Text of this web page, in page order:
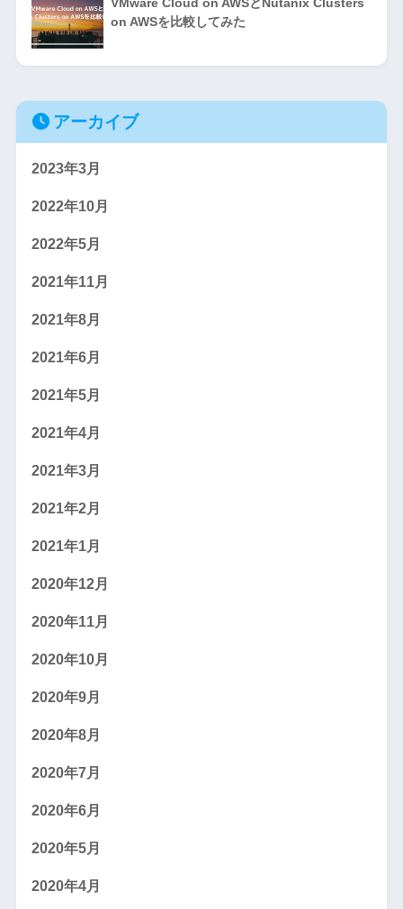
on AWSを比較してみた
アーカイブ
2023年3月
2022年10月
2022年5月
2021年11月
2021年8月
2021年6月
2021年5月
2021年4月
2021年3月
2021年2月
2021年1月
2020年12月
2020年11月
2020年10月
2020年9月
2020年8月
2020年7月
2020年6月
2020年5月
2020年4月